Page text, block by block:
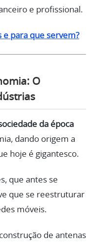
e profissional.
e para que servem?
O
da época
dando origem a
hoje é gigantesco.
que antes se
que se reestruturar
móveis.
de antenas